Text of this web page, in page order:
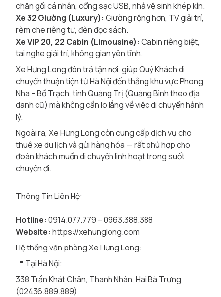
chăn gối cá nhân, cổng sạc USB, nhà vệ sinh khép kín.
Xe 32 Giường (Luxury): Giường rộng hơn, TV giải trí,
rèm che riêng tư, đèn đọc sách.
Xe VIP 20, 22 Cabin (Limousine): Cabin riêng biệt,
tai nghe giải trí, không gian yên tĩnh.
Xe Hưng Long đón trả tận nơi, giúp Quý Khách di
chuyển thuận tiện từ Hà Nội đến thẳng khu vực Phong
Nha – Bố Trạch, tỉnh Quảng Trị (Quảng Bình theo địa
danh cũ) mà không cần lo lắng về việc di chuyển hành
lý.
Ngoài ra, Xe Hưng Long còn cung cấp dịch vụ cho
thuê xe du lịch và gửi hàng hóa — rất phù hợp cho
đoàn khách muốn di chuyển linh hoạt trong suốt
chuyến đi.
Thông Tin Liên Hệ:
Hotline: 0914.077.779 – 0963.388.388
Website: https://xehunglong.com
Hệ thống văn phòng Xe Hưng Long:
📍 Tại Hà Nội:
338 Trần Khát Chân, Thanh Nhàn, Hai Bà Trưng
(02436.889.889)